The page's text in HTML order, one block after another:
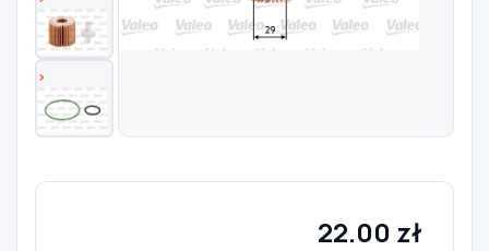
Szukaj pasujących części
22.00 zł